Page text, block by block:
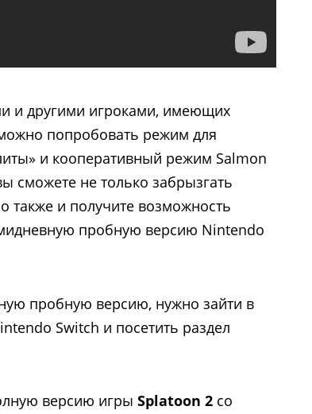
и другими игроками, имеющих
попробовать режим для
и кооперативный режим Salmon
сможете не только забрызгать
также и получите возможность
пробную версию Nintendo
пробную версию, нужно зайти в
Switch и посетить раздел
версию игры Splatoon 2 со